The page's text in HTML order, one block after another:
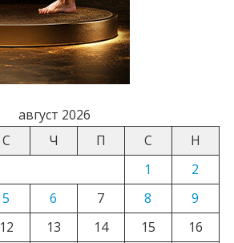
август 2026
С Ч П С
Н
1
2
5 6 7 8
9
12 13 14 15
16